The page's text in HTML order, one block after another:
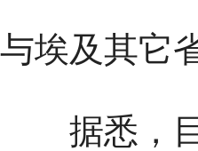
与埃及其它
据悉，目